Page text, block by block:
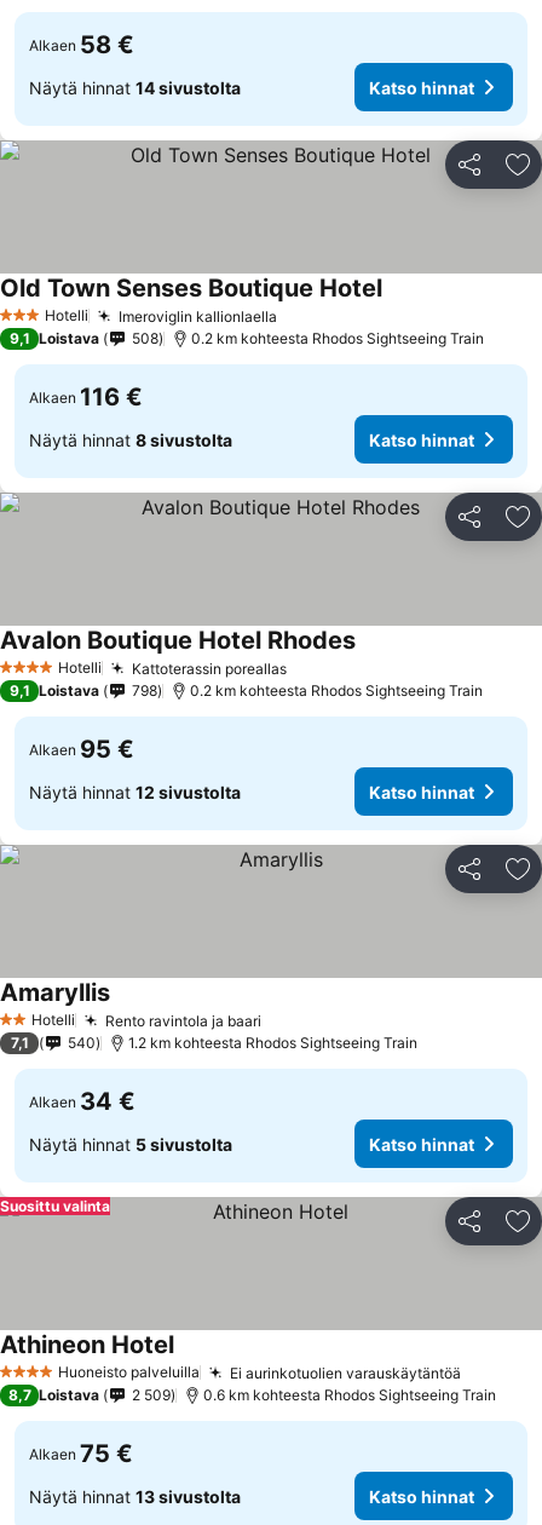
Alkaen 58 €
Näytä hinnat 14 sivustolta Katso hinnat
Jaa
3 Tähtiluokitus
Hotelli Imeroviglin kallionlaella
Old Town Senses Boutique HotelKatso hinnat
9,1 Loistava 508 0.2 km kohteesta Rhodos Sightseeing Train
Alkaen 116 €
Näytä hinnat 8 sivustolta Katso hinnat
Jaa
4 Tähtiluokitus
Hotelli Kattoterassin poreallasKatso hinnat
Avalon Boutique Hotel RhodesKatso hinnat
9,1 Loistava 798 0.2 km kohteesta Rhodos Sightseeing Train
Alkaen 95 €
Näytä hinnat 12 sivustolta Katso hinnat
Jaa
2 Tähtiluokitus
Hotelli Rento ravintola ja baari
AmaryllisKatso hinnat
7,1 540 1.2 km kohteesta Rhodos Sightseeing Train
Alkaen 34 €
Näytä hinnat 5 sivustolta Katso hinnat
Jaa
Suosittu valinta
4 TähtiluokitusHuoneisto palveluilla Ei aurinkotuolien varauskäytäntöä
Athineon HotelKatso hinnat
8,7 Loistava 2 509 0.6 km kohteesta Rhodos Sightseeing Train
Alkaen 75 €
Näytä hinnat 13 sivustolta Katso hinnat